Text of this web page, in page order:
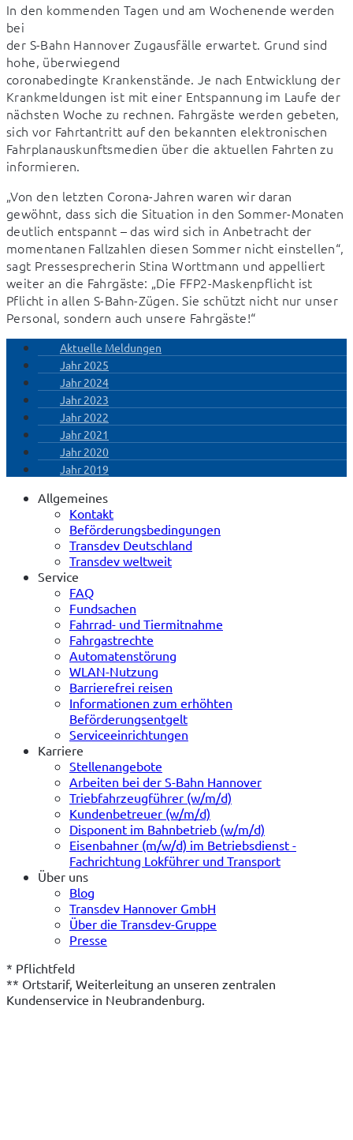
In den kommenden Tagen und am Wochenende werden
bei
der S-Bahn Hannover Zugausfälle erwartet. Grund sind
hohe, überwiegend
coronabedingte Krankenstände. Je nach Entwicklung der
Krankmeldungen ist mit einer Entspannung im Laufe der
nächsten Woche zu rechnen. Fahrgäste werden gebeten,
sich vor Fahrtantritt auf den bekannten elektronischen
Fahrplanauskunftsmedien über die aktuellen Fahrten zu
informieren.
„Von den letzten Corona-Jahren waren wir daran
gewöhnt, dass sich die Situation in den Sommer-Monaten
deutlich entspannt – das wird sich in Anbetracht der
momentanen Fallzahlen diesen Sommer nicht einstellen“,
sagt Pressesprecherin Stina Worttmann und appelliert
weiter an die Fahrgäste: „Die FFP2-Maskenpflicht ist
Pflicht in allen S-Bahn-Zügen. Sie schützt nicht nur unser
Personal, sondern auch unsere Fahrgäste!“
Aktuelle Meldungen
Jahr 2025
Jahr 2024
Jahr 2023
Jahr 2022
Jahr 2021
Jahr 2020
Jahr 2019
Allgemeines
Kontakt
Beförderungsbedingungen
Transdev Deutschland
Transdev weltweit
Service
FAQ
Fundsachen
Fahrrad- und Tiermitnahme
Fahrgastrechte
Automatenstörung
WLAN-Nutzung
Barrierefrei reisen
Informationen zum erhöhten
Beförderungsentgelt
Serviceeinrichtungen
Karriere
Stellenangebote
Arbeiten bei der S-Bahn Hannover
Triebfahrzeugführer (w/m/d)
Kundenbetreuer (w/m/d)
Disponent im Bahnbetrieb (w/m/d)
Eisenbahner (m/w/d) im Betriebsdienst -
Fachrichtung Lokführer und Transport
Über uns
Blog
Transdev Hannover GmbH
Über die Transdev-Gruppe
Presse
* Pflichtfeld
** Ortstarif, Weiterleitung an unseren zentralen
Kundenservice in Neubrandenburg.